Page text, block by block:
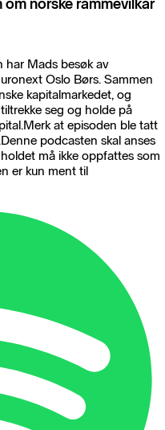
norske rammevilkår
har Mads besøk av
Oslo Børs. Sammen
kapitalmarkedet, og
seg og holde på
at episoden ble tatt
podcasten skal anses
må ikke oppfattes som
er kun ment til